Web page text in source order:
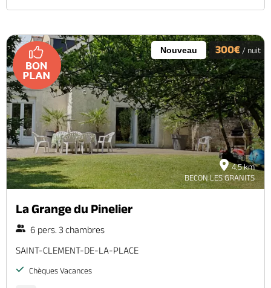
4.5 km
BECON LES GRANITS
Nouveau 300€ / nuit
La Grange du Pinelier
6 pers. 3 chambres
SAINT-CLEMENT-DE-LA-PLACE
Chèques Vacances